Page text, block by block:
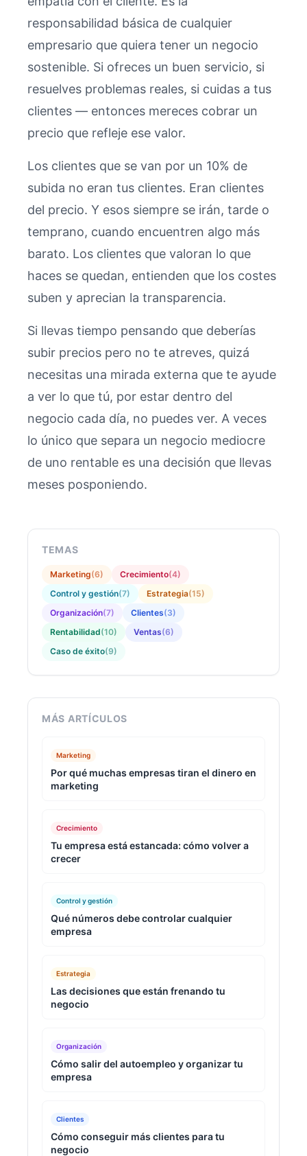
responsabilidad básica de cualquier
empresario que quiera tener un negocio
sostenible. Si ofreces un buen servicio, si
resuelves problemas reales, si cuidas a tus
clientes — entonces mereces cobrar un
precio que refleje ese valor.
Los clientes que se van por un 10% de
subida no eran tus clientes. Eran clientes
del precio. Y esos siempre se irán, tarde o
temprano, cuando encuentren algo más
barato. Los clientes que valoran lo que
haces se quedan, entienden que los costes
suben y aprecian la transparencia.
Si llevas tiempo pensando que deberías
subir precios pero no te atreves, quizá
necesitas una mirada externa que te ayude
a ver lo que tú, por estar dentro del
negocio cada día, no puedes ver. A veces
lo único que separa un negocio mediocre
de uno rentable es una decisión que llevas
meses posponiendo.
TEMAS
Marketing(6) Crecimiento(4)
Control y gestión(7) Estrategia(15)
Organización(7) Clientes(3)
Rentabilidad(10) Ventas(6)
Caso de éxito(9)
MÁS ARTÍCULOS
Marketing
Por qué muchas empresas tiran el dinero en
marketing
Crecimiento
Tu empresa está estancada: cómo volver a
crecer
Control y gestión
Qué números debe controlar cualquier
empresa
Estrategia
Las decisiones que están frenando tu
negocio
Organización
Cómo salir del autoempleo y organizar tu
empresa
Clientes
Cómo conseguir más clientes para tu
negocio